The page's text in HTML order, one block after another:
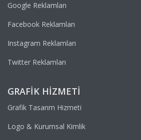
Google Reklamları
Facebook Reklamları
Instagram Reklamları
Twitter Reklamları
GRAFIK HIZMETI
Grafik Tasarım Hizmeti
Logo & Kurumsal Kimlik